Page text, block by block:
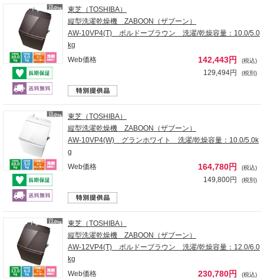
東芝（TOSHIBA）
縦型洗濯乾燥機 ZABOON（ザブーン）
AW-10VP4(T) ボルドーブラウン 洗濯/乾燥容量：10.0/5.0
kg
Web価格
142,443円 (税込)
129,494円 (税別)
東芝（TOSHIBA）
縦型洗濯乾燥機 ZABOON（ザブーン）
AW-10VP4(W) グランホワイト 洗濯/乾燥容量：10.0/5.0k
g
Web価格
164,780円 (税込)
149,800円 (税別)
東芝（TOSHIBA）
縦型洗濯乾燥機 ZABOON（ザブーン）
AW-12VP4(T) ボルドーブラウン 洗濯/乾燥容量：12.0/6.0
kg
Web価格
230,780円 (税込)